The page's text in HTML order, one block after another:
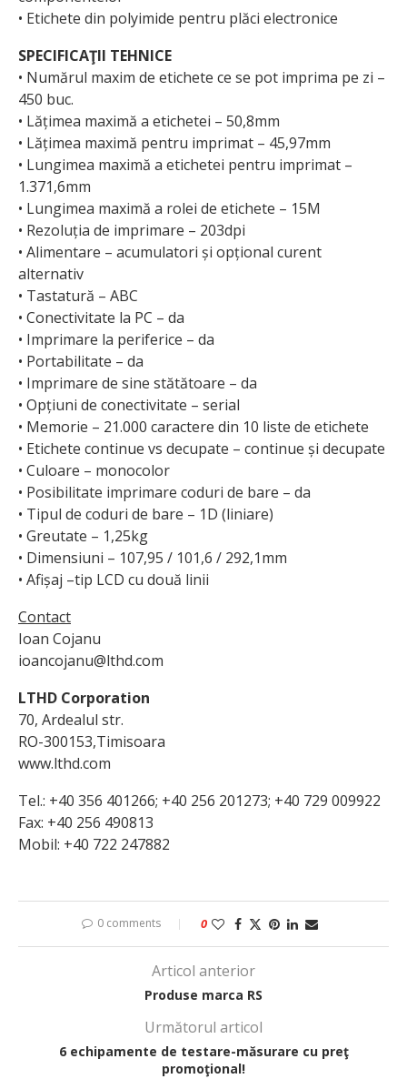
• Etichete din polyimide pentru plăci electronice
SPECIFICAŢII TEHNICE
• Numărul maxim de etichete ce se pot imprima pe zi –
450 buc.
• Lățimea maximă a etichetei – 50,8mm
• Lățimea maximă pentru imprimat – 45,97mm
• Lungimea maximă a etichetei pentru imprimat –
1.371,6mm
• Lungimea maximă a rolei de etichete – 15M
• Rezoluția de imprimare – 203dpi
• Alimentare – acumulatori și opțional curent
alternativ
• Tastatură – ABC
• Conectivitate la PC – da
• Imprimare la periferice – da
• Portabilitate – da
• Imprimare de sine stătătoare – da
• Opțiuni de conectivitate – serial
• Memorie – 21.000 caractere din 10 liste de etichete
• Etichete continue vs decupate – continue și decupate
• Culoare – monocolor
• Posibilitate imprimare coduri de bare – da
• Tipul de coduri de bare – 1D (liniare)
• Greutate – 1,25kg
• Dimensiuni – 107,95 / 101,6 / 292,1mm
• Afișaj –tip LCD cu două linii
Contact
Ioan Cojanu
ioancojanu@lthd.com
LTHD Corporation
70, Ardealul str.
RO-300153,Timisoara
www.lthd.com
Tel.: +40 356 401266; +40 256 201273; +40 729 009922
Fax: +40 256 490813
Mobil: +40 722 247882
0 comments 0
Articol anterior
Produse marca RS
Următorul articol
6 echipamente de testare-măsurare cu preţ
promoţional!